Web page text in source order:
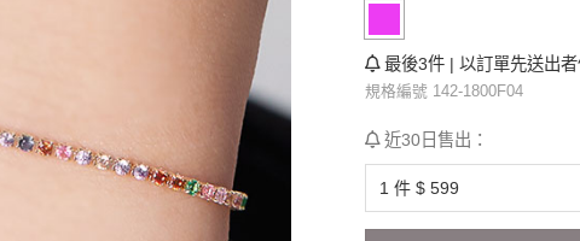
最後3件 | 以訂單先送出
規格編號 142-1800F04
近30日售出：